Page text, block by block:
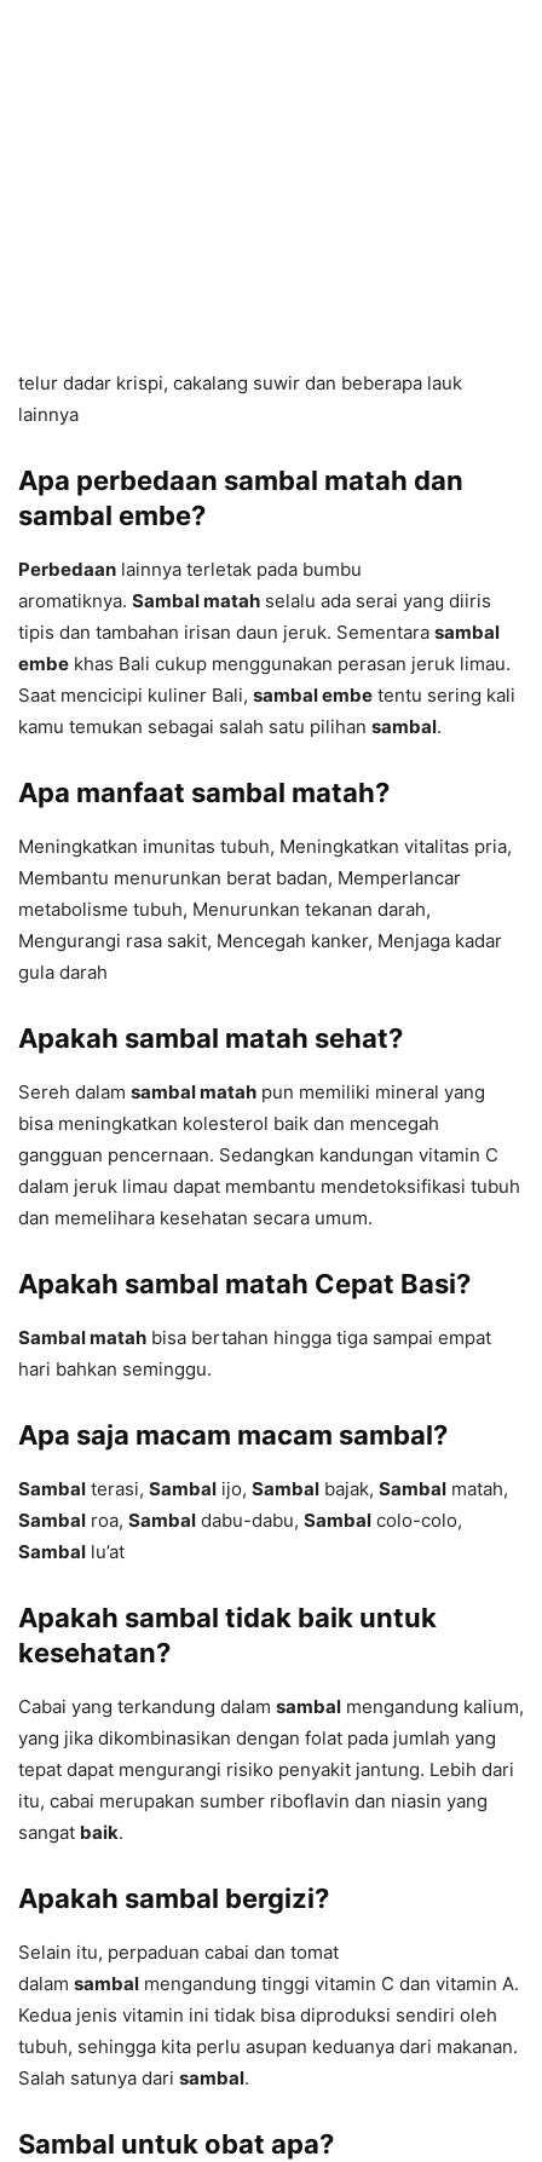
telur dadar krispi, cakalang suwir dan beberapa lauk
lainnya
Apa perbedaan sambal matah dan
sambal embe?
Perbedaan lainnya terletak pada bumbu
aromatiknya. Sambal matah selalu ada serai yang diiris
tipis dan tambahan irisan daun jeruk. Sementara sambal
embe khas Bali cukup menggunakan perasan jeruk limau.
Saat mencicipi kuliner Bali, sambal embe tentu sering kali
kamu temukan sebagai salah satu pilihan sambal.
Apa manfaat sambal matah?
Meningkatkan imunitas tubuh, Meningkatkan vitalitas pria,
Membantu menurunkan berat badan, Memperlancar
metabolisme tubuh, Menurunkan tekanan darah,
Mengurangi rasa sakit, Mencegah kanker, Menjaga kadar
gula darah
Apakah sambal matah sehat?
Sereh dalam sambal matah pun memiliki mineral yang
bisa meningkatkan kolesterol baik dan mencegah
gangguan pencernaan. Sedangkan kandungan vitamin C
dalam jeruk limau dapat membantu mendetoksifikasi tubuh
dan memelihara kesehatan secara umum.
Apakah sambal matah Cepat Basi?
Sambal matah bisa bertahan hingga tiga sampai empat
hari bahkan seminggu.
Apa saja macam macam sambal?
Sambal terasi, Sambal ijo, Sambal bajak, Sambal matah,
Sambal roa, Sambal dabu-dabu, Sambal colo-colo,
Sambal lu’at
Apakah sambal tidak baik untuk
kesehatan?
Cabai yang terkandung dalam sambal mengandung kalium,
yang jika dikombinasikan dengan folat pada jumlah yang
tepat dapat mengurangi risiko penyakit jantung. Lebih dari
itu, cabai merupakan sumber riboflavin dan niasin yang
sangat baik.
Apakah sambal bergizi?
Selain itu, perpaduan cabai dan tomat
dalam sambal mengandung tinggi vitamin C dan vitamin A.
Kedua jenis vitamin ini tidak bisa diproduksi sendiri oleh
tubuh, sehingga kita perlu asupan keduanya dari makanan.
Salah satunya dari sambal.
Sambal untuk obat apa?